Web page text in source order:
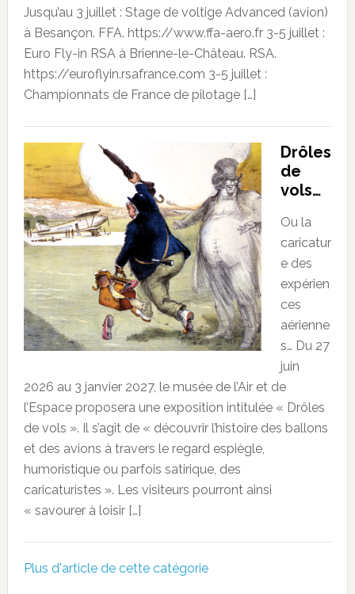
Jusqu’au 3 juillet : Stage de voltige Advanced (avion)
à Besançon. FFA. https://www.ffa-aero.fr 3-5 juillet :
Euro Fly-in RSA à Brienne-le-Château. RSA.
https://euroflyin.rsafrance.com 3-5 juillet :
Championnats de France de pilotage […]
Drôles
de
vols…
Ou la
caricatur
e des
expérien
ces
aérienne
s… Du 27
juin
2026 au 3 janvier 2027, le musée de l’Air et de
l’Espace proposera une exposition intitulée « Drôles
de vols ». Il s’agit de « découvrir l’histoire des ballons
et des avions à travers le regard espiègle,
humoristique ou parfois satirique, des
caricaturistes ». Les visiteurs pourront ainsi
« savourer à loisir […]
Plus d'article de cette catégorie